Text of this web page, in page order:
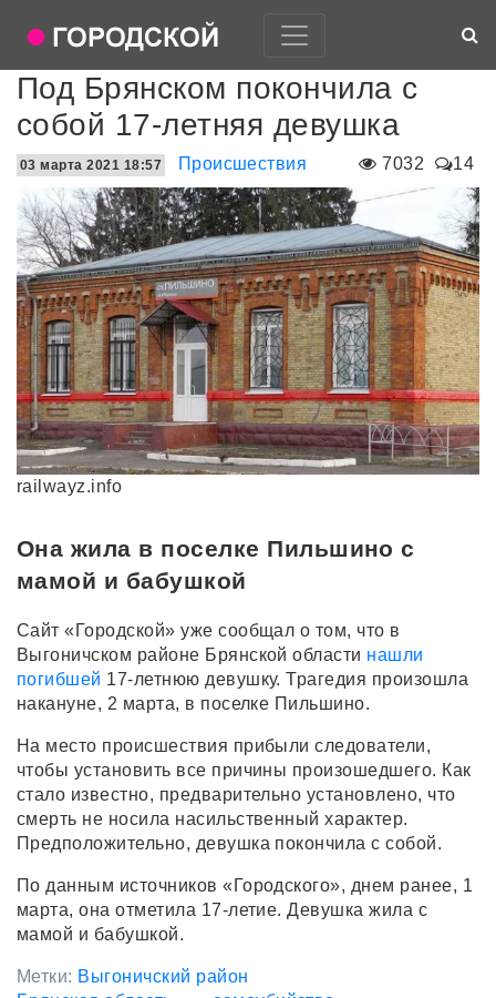
Под Брянском покончила с
собой 17-летняя девушка
7032 14
03 марта 2021 18:57 Происшествия
railwayz.info
Она жила в поселке Пильшино с
мамой и бабушкой
Сайт «Городской» уже сообщал о том, что в
Выгоничском районе Брянской области нашли
погибшей 17-летнюю девушку. Трагедия произошла
накануне, 2 марта, в поселке Пильшино.
На место происшествия прибыли следователи,
чтобы установить все причины произошедшего. Как
стало известно, предварительно установлено, что
смерть не носила насильственный характер.
Предположительно, девушка покончила с собой.
По данным источников «Городского», днем ранее, 1
марта, она отметила 17-летие. Девушка жила с
мамой и бабушкой.
Метки: Выгоничский район